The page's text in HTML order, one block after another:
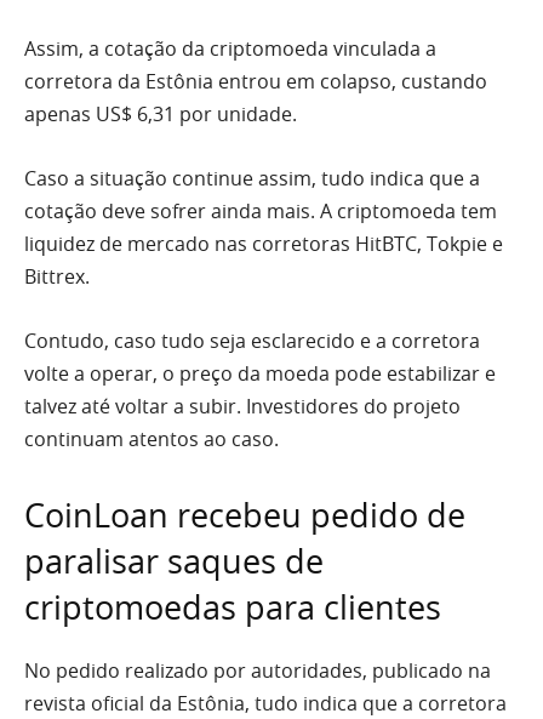
Assim, a cotação da criptomoeda vinculada a
corretora da Estônia entrou em colapso, custando
apenas US$ 6,31 por unidade.
Caso a situação continue assim, tudo indica que a
cotação deve sofrer ainda mais. A criptomoeda tem
liquidez de mercado nas corretoras HitBTC, Tokpie e
Bittrex.
Contudo, caso tudo seja esclarecido e a corretora
volte a operar, o preço da moeda pode estabilizar e
talvez até voltar a subir. Investidores do projeto
continuam atentos ao caso.
CoinLoan recebeu pedido de
paralisar saques de
criptomoedas para clientes
No pedido realizado por autoridades, publicado na
revista oficial da Estônia, tudo indica que a corretora